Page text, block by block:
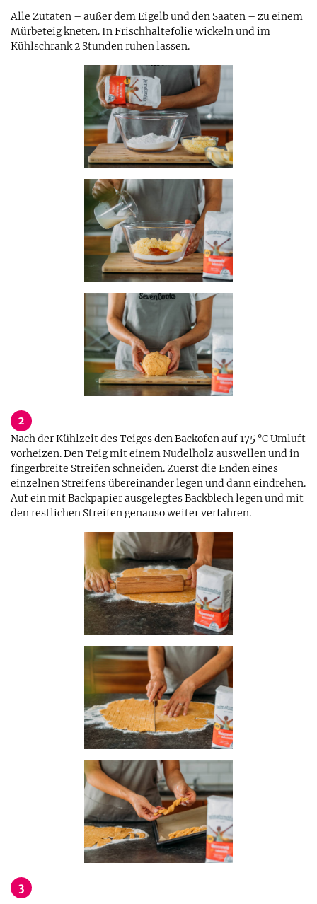
Alle Zutaten – außer dem Eigelb und den Saaten – zu einem
Mürbeteig kneten. In Frischhaltefolie wickeln und im
Kühlschrank 2 Stunden ruhen lassen.
2
Nach der Kühlzeit des Teiges den Backofen auf 175 °C Umluft
vorheizen. Den Teig mit einem Nudelholz auswellen und in
fingerbreite Streifen schneiden. Zuerst die Enden eines
einzelnen Streifens übereinander legen und dann eindrehen.
Auf ein mit Backpapier ausgelegtes Backblech legen und mit
den restlichen Streifen genauso weiter verfahren.
3